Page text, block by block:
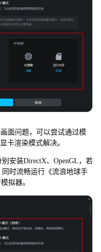
面问题，可以尝试通过模
卡渲染模式解决。
安装DirectX、OpenGL，若
时流畅运行《流浪地球手
拟器。